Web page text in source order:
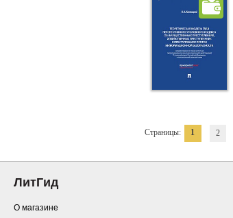
Страницы: 1 2
ЛитГид
О магазине